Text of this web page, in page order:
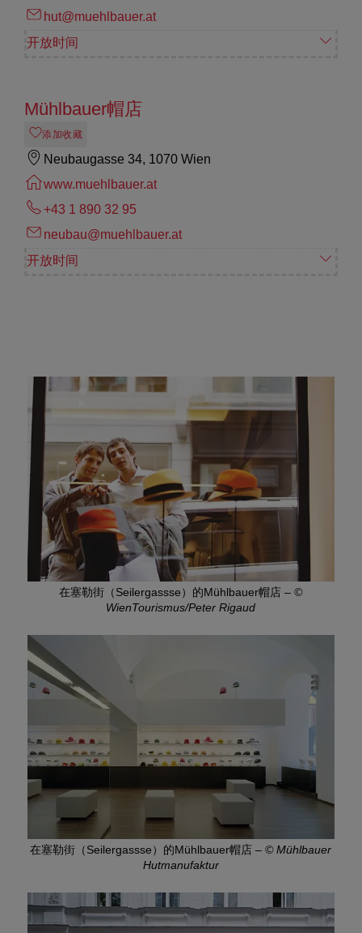
hut@muehlbauer.at
开放时间
Mühlbauer帽店
添加收藏
Neubaugasse 34, 1070 Wien
www.muehlbauer.at
+43 1 890 32 95
neubau@muehlbauer.at
开放时间
在塞勒街（Seilergassse）的Mühlbauer帽店 –©
WienTourismus/Peter Rigaud
在塞勒街（Seilergassse）的Mühlbauer帽店 –© Mühlbauer
Hutmanufaktur